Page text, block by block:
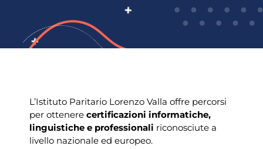
L’Istituto Paritario Lorenzo Valla offre percorsi
per ottenere certificazioni informatiche,
linguistiche e professionali riconosciute a
livello nazionale ed europeo.